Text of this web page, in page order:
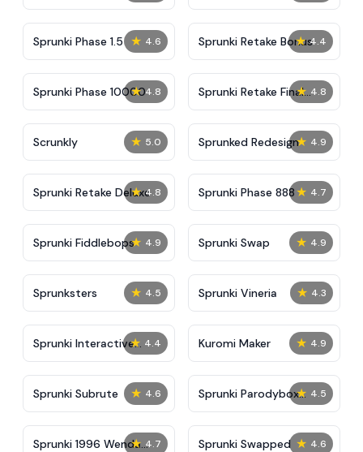
★ 4.6
Sprunki Phase 1.5 ★ 4.4
Sprunki Retake Bonus
★ 4.8
Sprunki Phase 10000 ★ 4.8
Sprunki Retake Final
Update
★ 5.0
Scrunkly ★ 4.9
Sprunked Redesign
★ 4.8
Sprunki Retake Deluxe ★ 4.7
Sprunki Phase 888
★ 4.9
Sprunki Fiddlebops ★ 4.9
Sprunki Swap
★ 4.5
Sprunksters ★ 4.3
Sprunki Vineria
★ 4.4
Sprunki Interactive
Tunner
★ 4.9
Kuromi Maker
★ 4.6
Sprunki Subrute ★ 4.5
Sprunki Parodybox
Wenda Treatment
★ 4.7
Sprunki 1996 Wenda
★ 4.6
Sprunki Swapped